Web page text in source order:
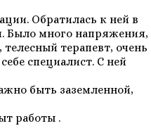
Обратилась к ней в
Было много напряжения,
терапевт, очень
специалист. С ней
быть заземленной,
работы .